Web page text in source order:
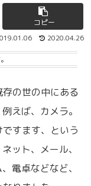
コピー
2020.04.26
の世の中にある
えば、カメラ。
すます、という
ット、メール、
電卓などなど、